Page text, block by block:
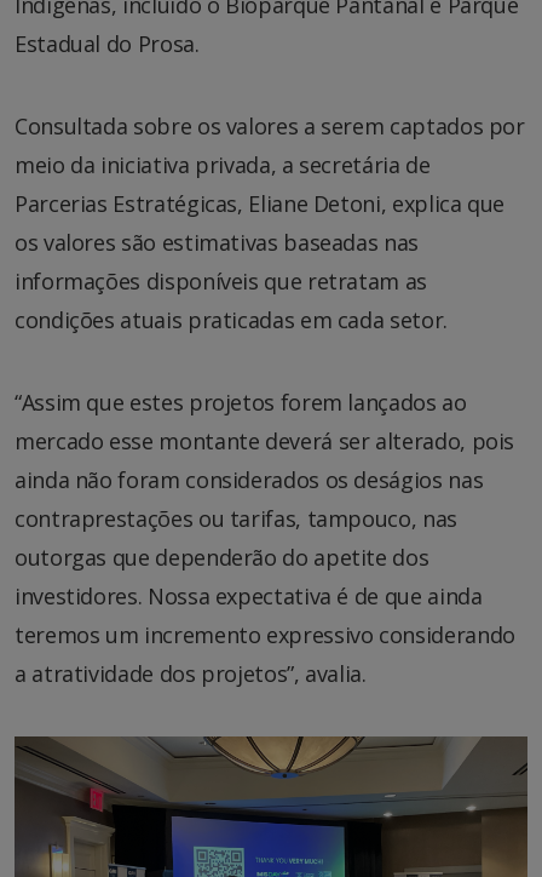
Estadual do Prosa.
Consultada sobre os valores a serem captados por
meio da iniciativa privada, a secretária de
Parcerias Estratégicas, Eliane Detoni, explica que
os valores são estimativas baseadas nas
informações disponíveis que retratam as
condições atuais praticadas em cada setor.
“Assim que estes projetos forem lançados ao
mercado esse montante deverá ser alterado, pois
ainda não foram considerados os deságios nas
contraprestações ou tarifas, tampouco, nas
outorgas que dependerão do apetite dos
investidores. Nossa expectativa é de que ainda
teremos um incremento expressivo considerando
a atratividade dos projetos”, avalia.